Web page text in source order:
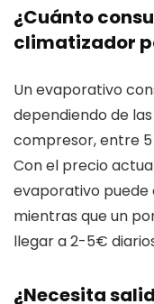
¿Cuánto
climatizador
Un evaporativo
dependiendo de
compresor, entre 5
Con el precio
evaporativo
mientras que un
llegar a 2-5€
¿Necesita